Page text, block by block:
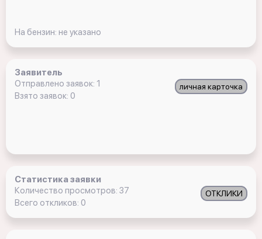
На бензин: не указано
Заявитель
личная карточка
Отправлено заявок: 1
Взято заявок: 0
Статистика заявки
ОТКЛИКИ
Количество просмотров: 37
Всего откликов: 0